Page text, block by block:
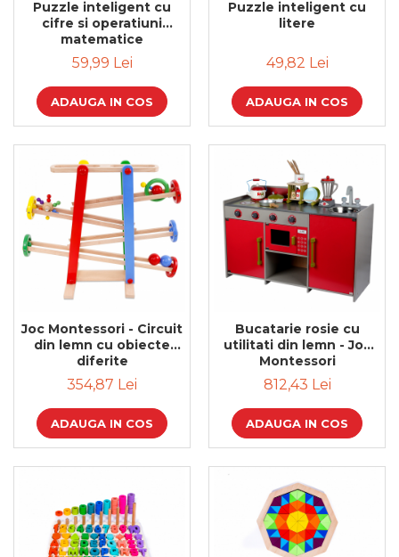
Puzzle inteligent cu
cifre si operatiuni
matematice
59,99 Lei
ADAUGA IN COS
Puzzle inteligent cu
litere
49,82 Lei
ADAUGA IN COS
Joc Montessori - Circuit
din lemn cu obiecte
diferite
354,87 Lei
ADAUGA IN COS
Bucatarie rosie cu
utilitati din lemn - Joc
Montessori
812,43 Lei
ADAUGA IN COS